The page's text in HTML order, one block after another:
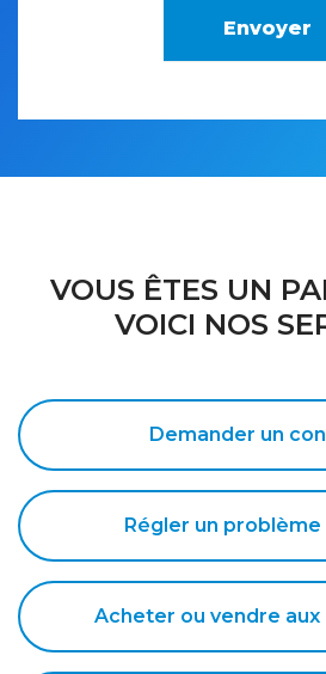
Envoyer
VOUS ÊTES UN
VOICI NOS
Demander un
Régler un
Acheter ou vendre aux